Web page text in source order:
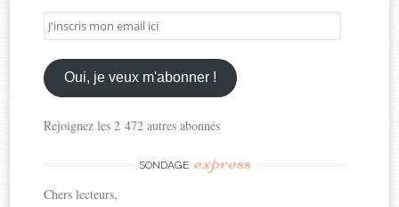
J'inscris
mon
email
ici
Oui, je veux m'abonner !
Rejoignez les 2 472 autres abonnés
SONDAGE express
Chers lecteurs,